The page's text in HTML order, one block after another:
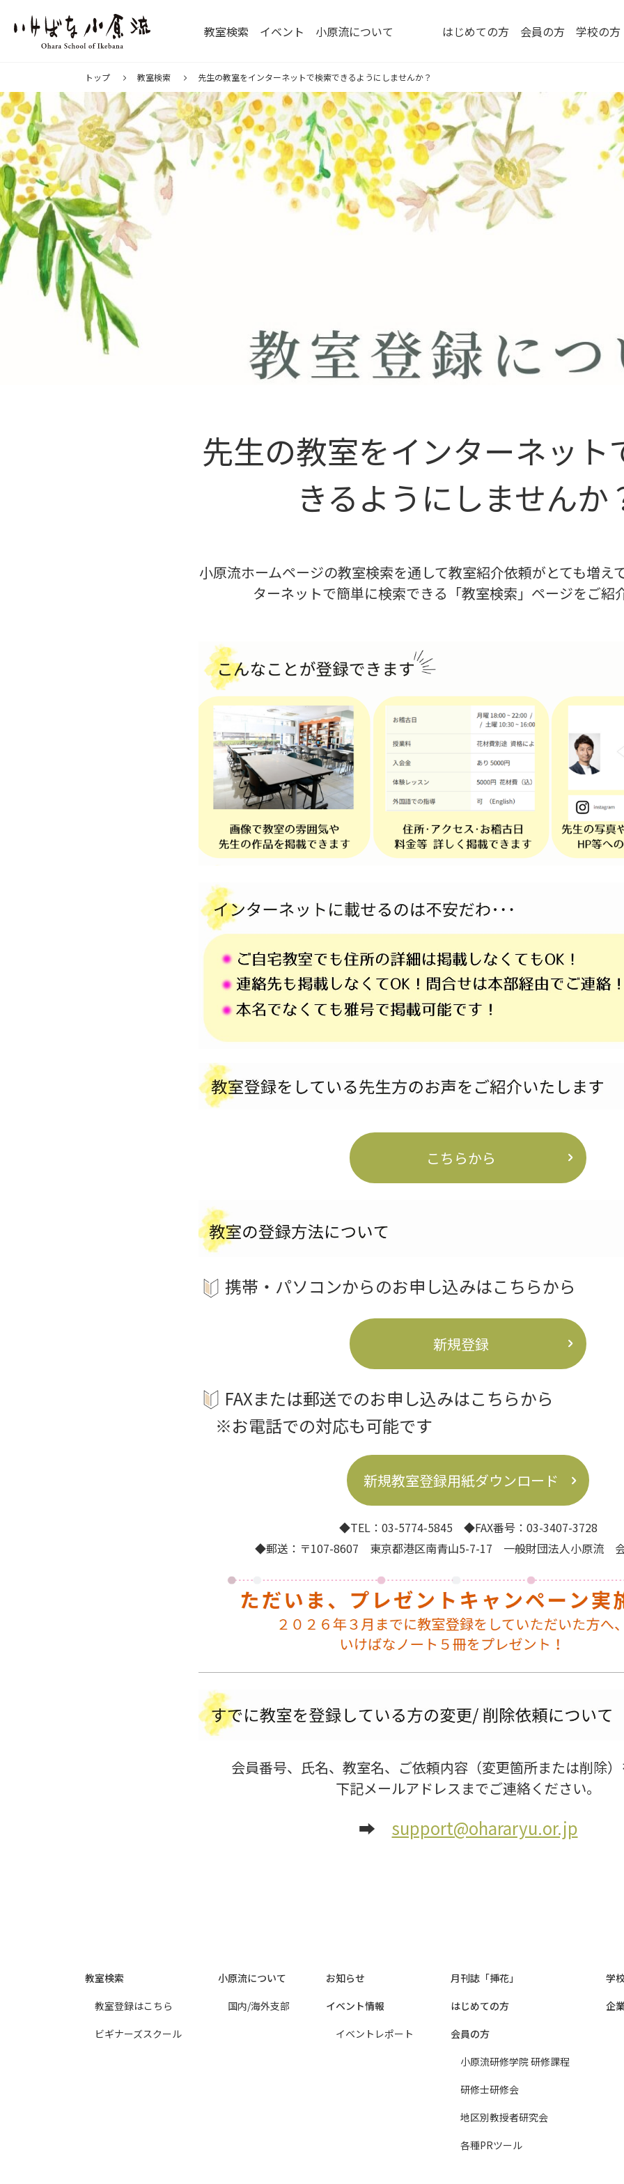
教室検索 イベント 小原流について はじめての方 会員の方 学校の方
トップ 教室検索 先生の教室をインターネットで検索できるようにしませんか？
先生の教室をインターネット
きるようにしませんか
小原流ホームページの教室検索を通して教室紹介依頼がとても増え
ターネットで簡単に検索できる「教室検索」ページをご紹
こちらから
携帯・パソコンからのお申し込みはこちらから
新規登録
FAXまたは郵送でのお申し込みはこちらから
※お電話での対応も可能です
新規教室登録用紙ダウンロード
◆TEL：03-5774-5845 ◆FAX番号：03-3407-3728
◆郵送：〒107-8607 東京都港区南青山5-7-17 一般財団法人小原流
会員番号、氏名、教室名、ご依頼内容（変更箇所または削除）
下記メールアドレスまでご連絡ください。
➡ support@ohararyu.or.jp
教室検索
教室登録はこちら
ビギナーズスクール
小原流について
国内/海外支部
お知らせ
イベント情報
イベントレポート
月刊誌「挿花」
はじめての方
会員の方
小原流研修学院 研修課程
研修士研修会
地区別教授者研究会
各種PRツール
学
企